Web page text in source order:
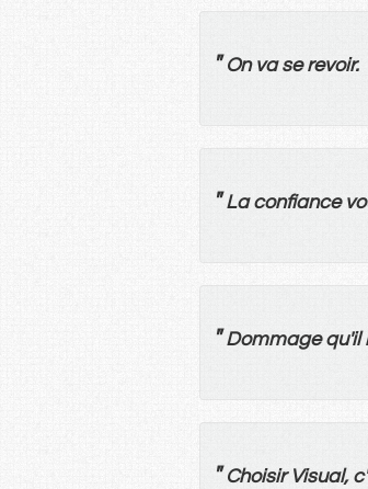
" On va se revoir.
" La confiance
" Dommagequ'il
" ChoisirVisual, c'